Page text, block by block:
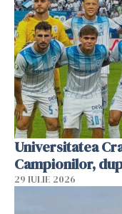
Universitatea
Campionilor,
29 IULIE 2026